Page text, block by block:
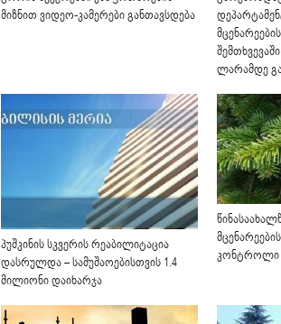
მიზნით ვიდეო-კამერები განთავსდება
ლარამდე
პუშკინის სკვერის რეაბილიტაცია
დასრულდა – სამუშაოებისთვის 1.4
მილიონი დაიხარჯა
კონტროლი